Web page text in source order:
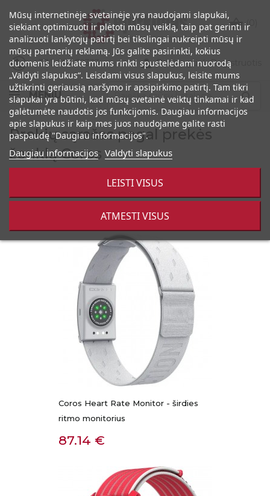
 (0)
+370 686 32333  Prisijungti|Registruotis
MENIU 
Prekių sąrašas pagal prekės
ženklą Coros
Rodoma 1-20 iš 20 prekės(-ių)
Coros Heart Rate Monitor - širdies
ritmo monitorius
Kaina
87.14 €
Mūsų internetinėje svetainėje yra naudojami slapukai,
siekiant optimizuoti ir plėtoti mūsų veiklą, taip pat gerinti ir
analizuoti lankytojų patirtį bei tikslingai nukreipti mūsų ir
mūsų partnerių reklamą. Jūs galite pasirinkti, kokius
duomenis leidžiate mums rinkti spustelėdami nuorodą
„Valdyti slapukus“. Leisdami visus slapukus, leisite mums
užtikrinti geriausią naršymo ir apsipirkimo patirtį. Tam tikri
slapukai yra būtini, kad mūsų svetainė veiktų tinkamai ir kad
galėtumėte naudotis jos funkcijomis. Daugiau informacijos
apie slapukus ir kaip mes juos naudojame galite rasti
paspaudę "Daugiau informacijos".
Daugiau informacijos Valdyti slapukus
ATMESTI VISUS
LEISTI VISUS